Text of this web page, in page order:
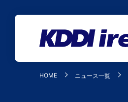
HOME ニュース一覧